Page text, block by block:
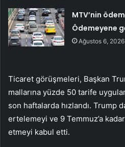
MTV’nin
Ödemeyene
Ağustos 6, 2026
Ticaret görüşmeleri, Başkan
mallarına yüzde 50 tarife
son haftalarda hızlandı. Trump
ertelemeyi ve 9 Temmuz’a
etmeyi kabul etti.